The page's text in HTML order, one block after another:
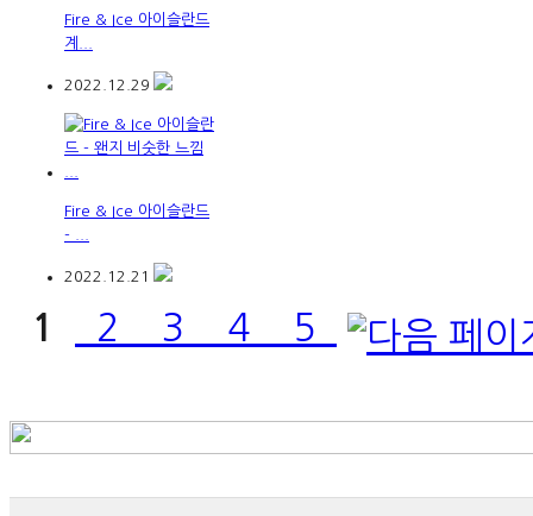
Fire & Ice 아이슬란드
계...
2022.12.29
Fire & Ice 아이슬란드
- ...
2022.12.21
1 2 3 4 5